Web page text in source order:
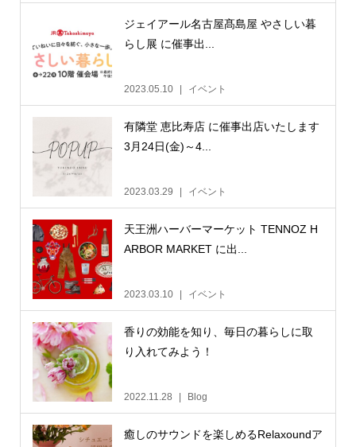
ジェイアール名古屋髙島屋 やさしい暮
らし展 に催事出...
2023.05.10 イベント
有隣堂 恵比寿店 に催事出店いたします
3月24日(金)～4...
2023.03.29 イベント
天王洲ハーバーマーケット TENNOZ H
ARBOR MARKET に出...
2023.03.10 イベント
香りの効能を知り、毎日の暮らしに取
り入れてみよう！
2022.11.28 Blog
癒しのサウンドを楽しめるRelaxoundア